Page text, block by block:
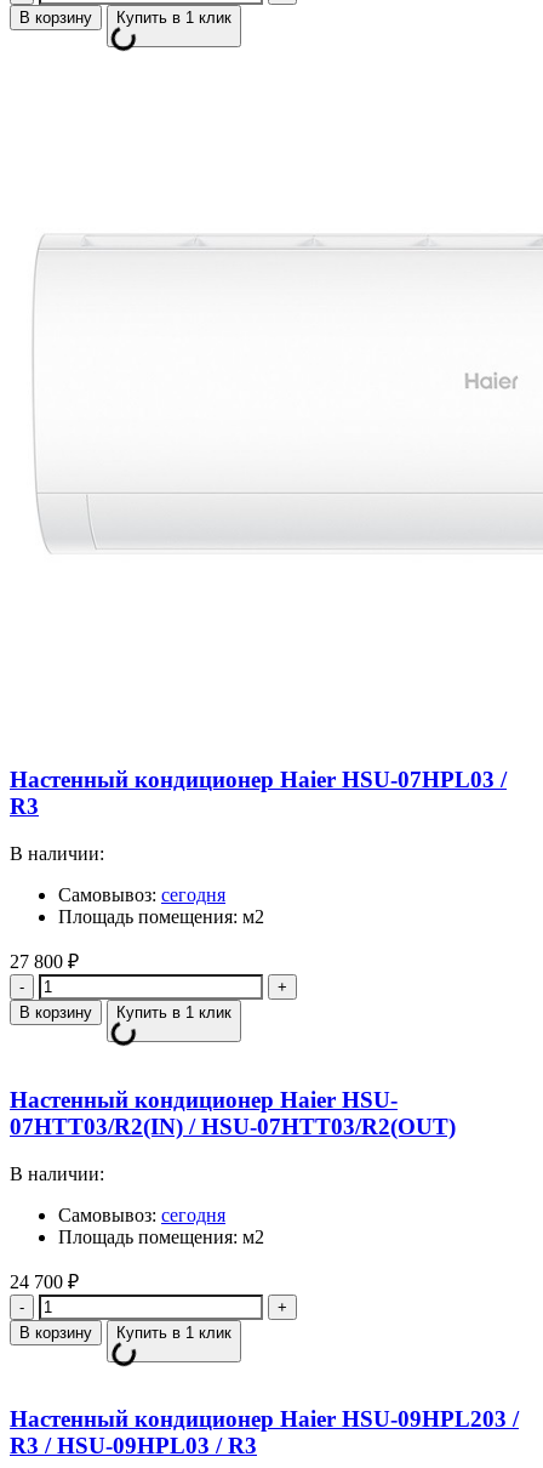
В корзину Купить в 1 клик
Настенный кондиционер Haier HSU-07HPL03 /
R3
В наличии:
Самовывоз: сегодня
Площадь помещения: м2
27 800 ₽
Количество
В корзину Купить в 1 клик
Настенный кондиционер Haier HSU-
07HTT03/R2(IN) / HSU-07HTT03/R2(OUT)
В наличии:
Самовывоз: сегодня
Площадь помещения: м2
24 700 ₽
Количество
В корзину Купить в 1 клик
Настенный кондиционер Haier HSU-09HPL203 /
R3 / HSU-09HPL03 / R3